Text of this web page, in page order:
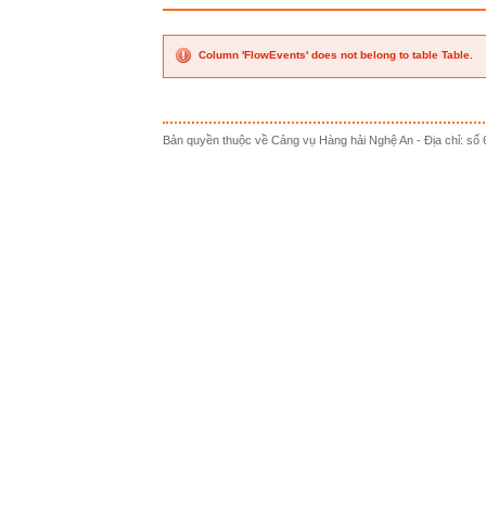
Column 'FlowEvents' does not belong to table Table.
Bản quyền thuộc về Cảng vụ Hàng hải Nghệ An - Địa chỉ: